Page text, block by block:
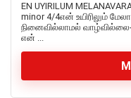
EN UYIRILUM
minor 4/4என் உயிரிலும்
நினைவில்லாமல்
என் ...